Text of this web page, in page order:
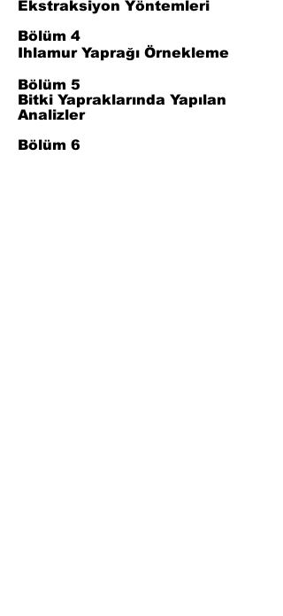
Ekstraksiyon Yöntemleri
Bölüm 4
Ihlamur Yaprağı Örnekleme
Bölüm 5
Bitki Yapraklarında Yapılan
Analizler
Bölüm 6